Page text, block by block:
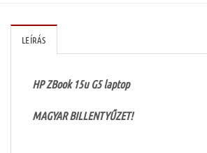
LEÍRÁS
HP ZBook 15u G5 laptop
MAGYAR BILLENTYŰZET!